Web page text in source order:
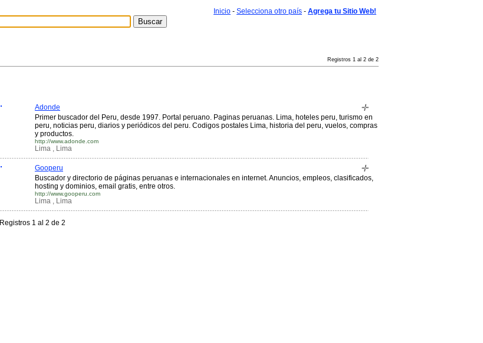
Inicio - Selecciona otro país - Agrega tu Sitio Web!
Registros 1 al 2 de 2
Adonde
Primer buscador del Peru, desde 1997. Portal peruano. Paginas peruanas. Lima, hoteles peru, turismo en
peru, noticias peru, diarios y periódicos del peru. Codigos postales Lima, historia del peru, vuelos, compras
y productos.
http://www.adonde.com
Lima , Lima
Gooperu
Buscador y directorio de páginas peruanas e internacionales en internet. Anuncios, empleos, clasificados,
hosting y dominios, email gratis, entre otros.
http://www.gooperu.com
Lima , Lima
Registros 1 al 2 de 2